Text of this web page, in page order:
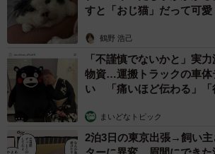
すと「おじ猫」だって可愛
鶴野 浩己
「不謹慎でないかと」実
物資…運搬トラックの車体
い 「痛いほど伝わる」「
まいどなトピック
2泊3日の東京出張→飼い主